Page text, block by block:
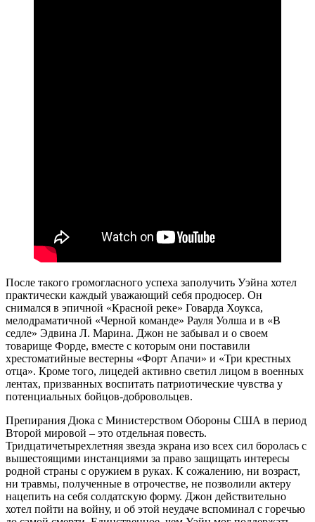
После такого громогласного успеха заполучить Уэйна хотел
практически каждый уважающий себя продюсер. Он
снимался в эпичной «Красной реке» Говарда Хоукса,
мелодраматичной «Черной команде» Рауля Уолша и в «В
седле» Эдвина Л. Марина. Джон не забывал и о своем
товарище Форде, вместе с которым они поставили
хрестоматийные вестерны «Форт Апачи» и «Три крестных
отца». Кроме того, лицедей активно светил лицом в военных
лентах, призванных воспитать патриотические чувства у
потенциальных бойцов-добровольцев.
Препирания Дюка с Министерством Обороны США в период
Второй мировой – это отдельная повесть.
Тридцатичетырехлетняя звезда экрана изо всех сил боролась с
вышестоящими инстанциями за право защищать интересы
родной страны с оружием в руках. К сожалению, ни возраст,
ни травмы, полученные в отрочестве, не позволили актеру
нацепить на себя солдатскую форму. Джон действительно
хотел пойти на войну, и об этой неудаче вспоминал с горечью